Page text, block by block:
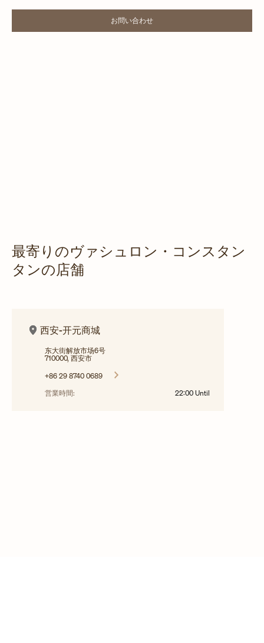
お問い合わせLINK OPENS IN NEW TAB
最寄りのヴァシュロン・コンスタン
タンの店舗
西安-开元商城
东大街解放市场6号
710000, 西安市
+86 29 8740 0689
営業時間:
22:00 Until